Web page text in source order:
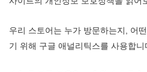
우리 스토어는 누가 방문하는지, 어
기 위해 구글 애널리틱스를 사용합니